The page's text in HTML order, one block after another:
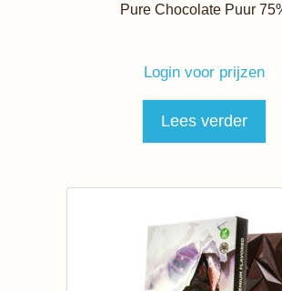
Pure Chocolate Puur
Login voor prijzen
Lees verder